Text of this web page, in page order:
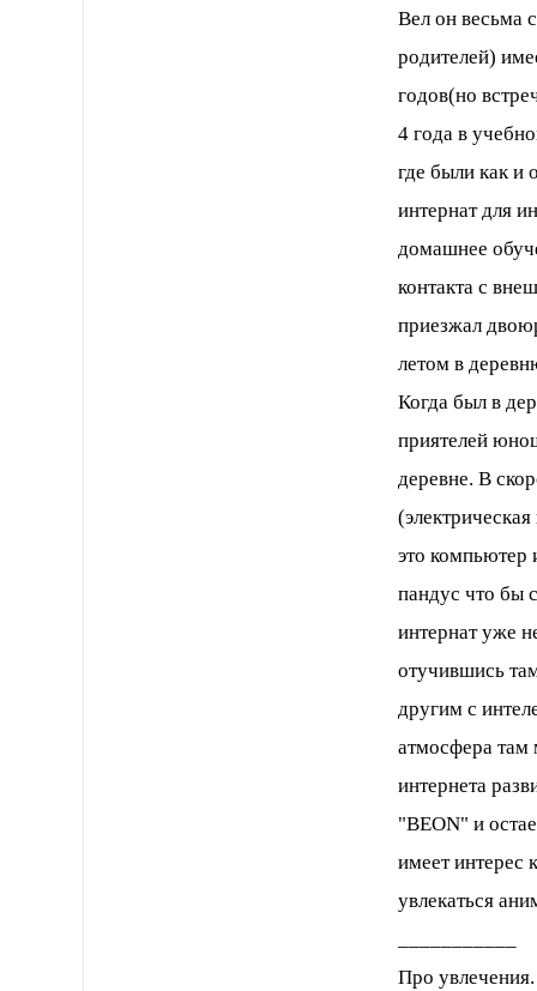
Вел он весьма
родителей)
годов(но
4 года в
где были как и
интернат для
домашнее
контакта с
приезжал
летом в
Когда был в
приятелей
деревне. В
это компьютер
пандус что бы
интернат уже
отучившись
другим с
атмосфера там
интернета
"BEON" и
имеет интерес
увлекаться
Про увлечения.